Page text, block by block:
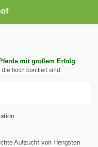
mit großem Erfolg
die hoch bonitiert sind:
Aufzucht von Hengsten